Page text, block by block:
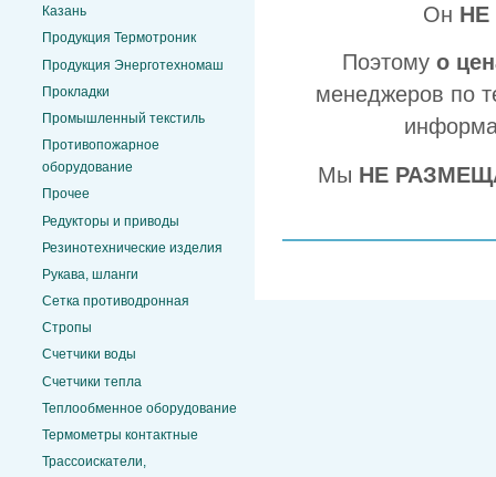
Казань
Продукция Термотроник
Продукция Энерготехномаш
Прокладки
Промышленный текстиль
Противопожарное
оборудование
Прочее
Редукторы и приводы
Резинотехнические изделия
Рукава, шланги
Сетка противодронная
Стропы
Счетчики воды
Счетчики тепла
Теплообменное оборудование
Термометры контактные
Трассоискатели,
Он НЕ
Поэтому о
менеджеров по
Мы НЕ